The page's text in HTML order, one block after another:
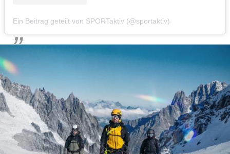
Ein Beitrag geteilt von SPORTaktiv (@sportaktiv)